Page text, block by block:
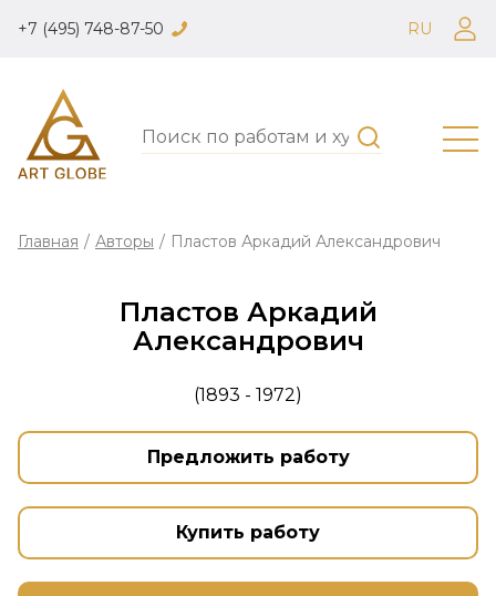
+7 (495) 748-87-50 RU
Главная / Авторы / Пластов Аркадий Александрович
Пластов Аркадий
Александрович
(1893 - 1972)
Предложить работу
Купить работу